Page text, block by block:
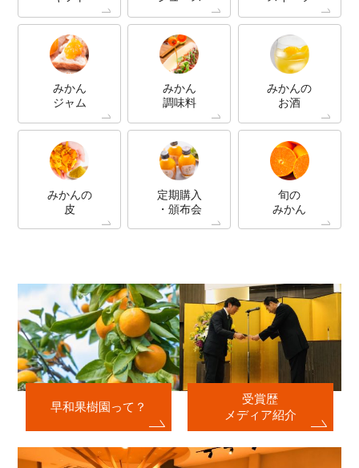
みかん
ジャム
みかん
調味料
みかんの
お酒
みかんの
皮
定期購入
・頒布会
旬の
みかん
早和果樹園って？
受賞歴
メディア紹介